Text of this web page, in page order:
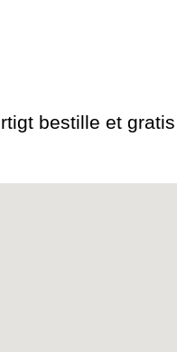
bestille et